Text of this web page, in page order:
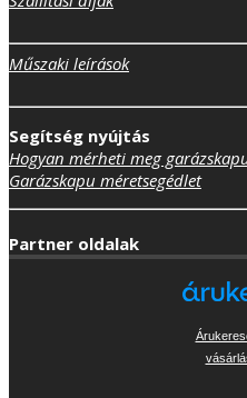
Műszaki leírások
Segítség nyújtás
Hogyan mérheti meg
Garázskapu méretsegédlet
Partner oldalak